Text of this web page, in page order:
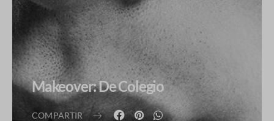
Makeover: De Colegio
COMPARTIR